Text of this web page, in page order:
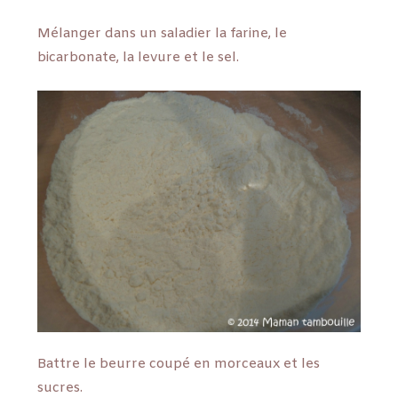
Mélanger dans un saladier la farine, le
bicarbonate, la levure et le sel.
Battre le beurre coupé en morceaux et les
sucres.